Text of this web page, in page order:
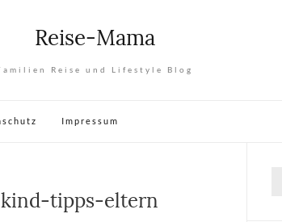
Reise-Mama
Reise und Lifestyle Blog
Impressum
tipps-eltern